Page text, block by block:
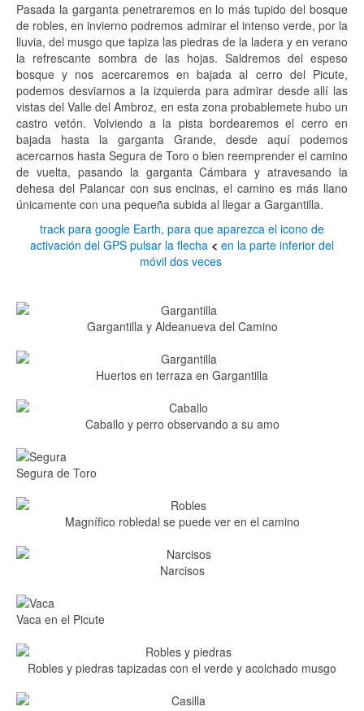
Pasada la garganta penetraremos en lo más tupido del bosque
de robles, en invierno podremos admirar el intenso verde, por la
lluvia, del musgo que tapiza las piedras de la ladera y en verano
la refrescante sombra de las hojas. Saldremos del espeso
bosque y nos acercaremos en bajada al cerro del Picute,
podemos desviarnos a la izquierda para admirar desde allí las
vistas del Valle del Ambroz, en esta zona probablemete hubo un
castro vetón. Volviendo a la pista bordearemos el cerro en
bajada hasta la garganta Grande, desde aquí podemos
acercarnos hasta Segura de Toro o bien reemprender el camino
de vuelta, pasando la garganta Cámbara y atravesando la
dehesa del Palancar con sus encinas, el camino es más llano
únicamente con una pequeña subida al llegar a Gargantilla.
track para google Earth, para que aparezca el icono de
activación del GPS pulsar la flecha < en la parte inferior del
móvil dos veces
Gargantilla y Aldeanueva del Camino
Huertos en terraza en Gargantilla
Caballo y perro observando a su amo
Segura de Toro
Magnífico robledal se puede ver en el camino
Narcisos
Vaca en el Picute
Robles y piedras tapizadas con el verde y acolchado musgo